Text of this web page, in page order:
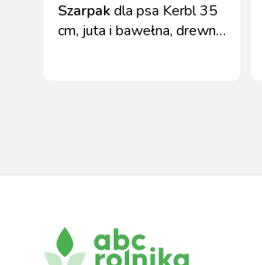
Szarpakdla psa Kerbl 35
cm, juta i bawełna, drewno